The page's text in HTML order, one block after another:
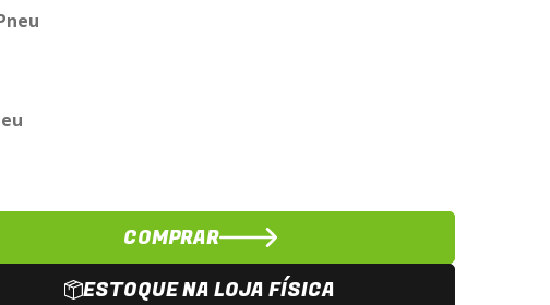
COMPRAR
ESTOQUE NA LOJA FÍSICA